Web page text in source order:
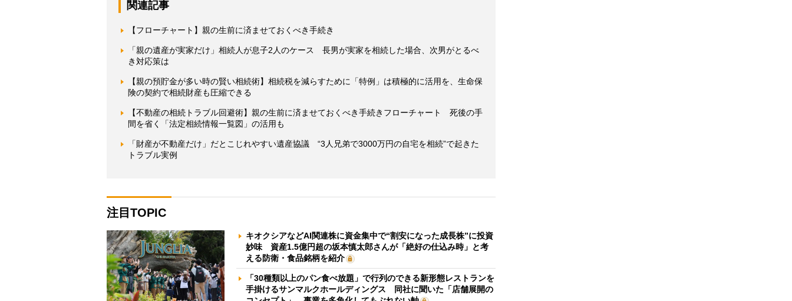
関連記事
【フローチャート】親の生前に済ませておくべき手続き
「親の遺産が実家だけ」相続人が息子2人のケース 長男が実家を相続した場合、次男がとるべ
き対応策は
【親の預貯金が多い時の賢い相続術】相続税を減らすために「特例」は積極的に活用を、生命保
険の契約で相続財産も圧縮できる
【不動産の相続トラブル回避術】親の生前に済ませておくべき手続きフローチャート 死後の手
間を省く「法定相続情報一覧図」の活用も
「財産が不動産だけ」だとこじれやすい遺産協議 “3人兄弟で3000万円の自宅を相続”で起きた
トラブル実例
注目TOPIC
キオクシアなどAI関連株に資金集中で“割安になった成長株”に投資
妙味 資産1.5億円超の坂本慎太郎さんが「絶好の仕込み時」と考
える防衛・食品銘柄を紹介
「30種類以上のパン食べ放題」で行列のできる新形態レストランを
手掛けるサンマルクホールディングス 同社に聞いた「店舗展開の